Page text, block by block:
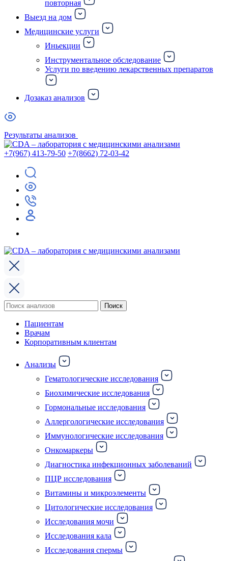
повторная
Выезд на дом
Медицинские услуги
Иньекции
Инструментальное обследование
Услуги по введению лекарственных препаратов
Дозаказ анализов
Результаты анализов
+7(967) 413-79-50 +7(8662) 72-03-42
Поиск
по:
Поиск
Пациентам
Врачам
Корпоративным клиентам
Анализы
Гематологические исследования
Биохимические исследования
Гормональные исследования
Аллергологические исследования
Иммунологические исследования
Онкомаркеры
Диагностика инфекционных заболеваний
ПЦР исследования
Витамины и микроэлементы
Цитологические исследования
Исследования мочи
Исследования кала
Исследования спермы